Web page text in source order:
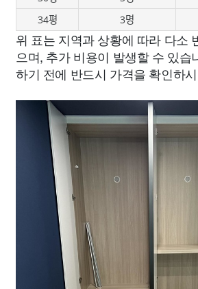
34평
3명
위 표는 지역과 상황에 따라 다소
으며, 추가 비용이 발생할 수 있습
하기 전에 반드시 가격을 확인하